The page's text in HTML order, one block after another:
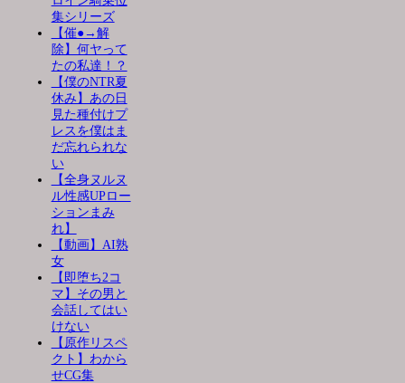
集シリーズ
【催●→解
除】何ヤって
たの私達！？
【僕のNTR夏
休み】あの日
見た種付けプ
レスを僕はま
だ忘れられな
い
【全身ヌルヌ
ル性感UPロー
ションまみ
れ】
【動画】AI熟
女
【即堕ち2コ
マ】その男と
会話してはい
けない
【原作リスペ
クト】わから
せCG集